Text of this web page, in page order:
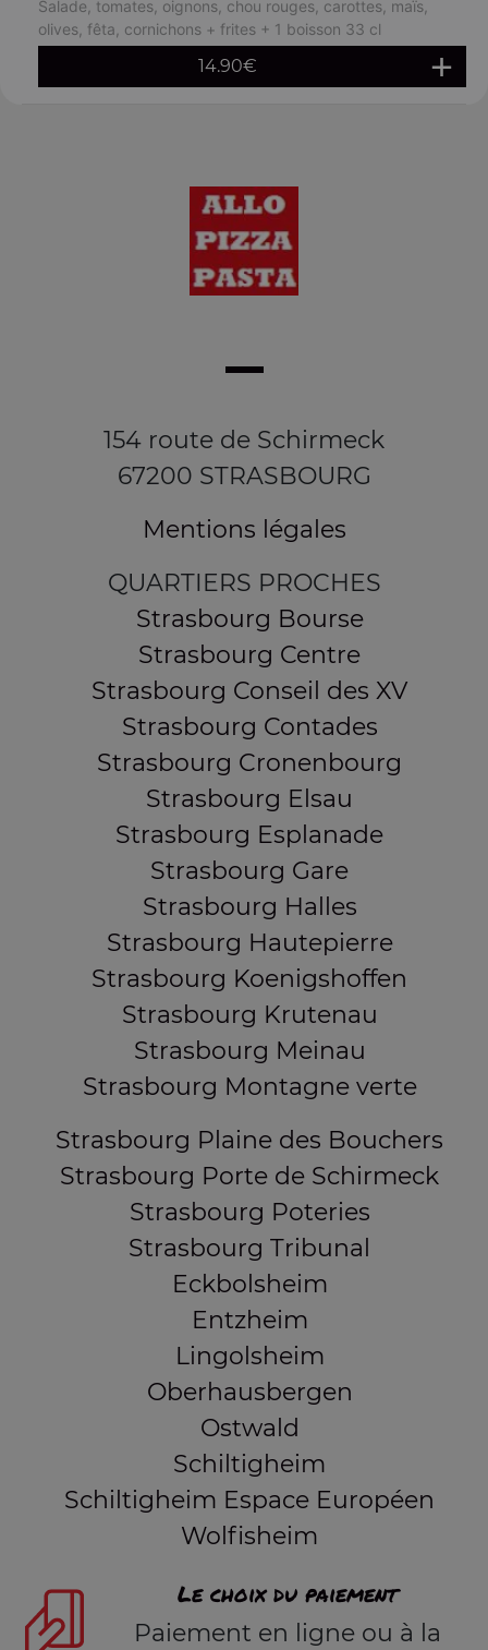
Salade, tomates, oignons, chou rouges, carottes, maïs,
olives, fêta, cornichons + frites + 1 boisson 33 cl
14.90€
154 route de Schirmeck
67200 STRASBOURG
Mentions légales
QUARTIERS PROCHES
Strasbourg Bourse
Strasbourg Centre
Strasbourg Conseil des XV
Strasbourg Contades
Strasbourg Cronenbourg
Strasbourg Elsau
Strasbourg Esplanade
Strasbourg Gare
Strasbourg Halles
Strasbourg Hautepierre
Strasbourg Koenigshoffen
Strasbourg Krutenau
Strasbourg Meinau
Strasbourg Montagne verte
Strasbourg Plaine des Bouchers
Strasbourg Porte de Schirmeck
Strasbourg Poteries
Strasbourg Tribunal
Eckbolsheim
Entzheim
Lingolsheim
Oberhausbergen
Ostwald
Schiltigheim
Schiltigheim Espace Européen
Wolfisheim
Le choix du paiement
Paiement en ligne ou à la